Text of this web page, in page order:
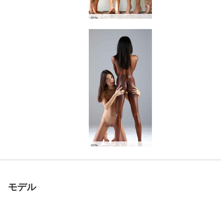
キャンディス エンジェリー バレリー キキ ポーズ
キキがバレリーにクリーミング
キキ バレリー プッシーパワー
キャンディス エンジェリー キキ バレリー 眠る美女
キャンディス、エンジェリー、キキ、 バレリー ４人の素晴らしい女性
エンジェリー キキ バレリー 焦らしのトリオ
世界でナンバー1の評価
参加しませんか
キャンディス エンジェリー キキ バレリー ビキニの女達
キャンディス エンジェリー キキ バレリー タイ
キャンディス エンジェリー キキ バレリー タイの田園
キキ・ヴァレリーのマンコ摩擦
キキ・ヴァレリーの純粋な情熱
ヴァレリー・クリーミング・キキ
世界でナンバー1の評価
参加しませんか
キキ、バレリー ビーナスの女達
キキ＆バレリー ロールプレー
キキ バレリーとやって
キキ＆バレリー 女性パワー
キャンディス、カプリス＆バレリー セックスパート２
キャンディス、カプリース＆ バレリー スリーサム
世界でナンバー1の評価
参加しませんか
キャンディス、カプリース＆バレリー セックス パート１
キャンディス カプリース バレリー トリプルの喜び
キャンディス カプリース バレリー 殿下ヴァレリー ベスト オブ スタジオ ヌード
キャンディス＆バレリー エボニー＆アイボリー
キキ＆バレリーセクシーな６９
キキ バレリー 強烈な異人種間
キャンディス カプリース バレリー ３ギャル ゴーンワイルド
ヘグレアート ワイルドウェブカメラ編集
カプリース＆バレリー 性的魅力
世界でナンバー1の評価
参加しませんか
カプリース＆バレリー ６９
カプリース＆バレリー ミッショナリポーズ
カプリース＆バレリー ジングジャング
舞台裏のアリアとヴァレリー
カプリース＆バレリー プロトタイプ
モーリシャス・トロピカル・マッサージ
世界でナンバー1の評価
参加しませんか
黒と白の胸マッサージ
チョコレートオルガズムマッサージ
リンとバレリーのマッサージ パート１
エロレイキマッサージ
トリプルマジックオーガズムマッサージ
エロチックベットマッサージ
世界でナンバー1の評価
参加しませんか
バレリー オイリータッチ
モデル